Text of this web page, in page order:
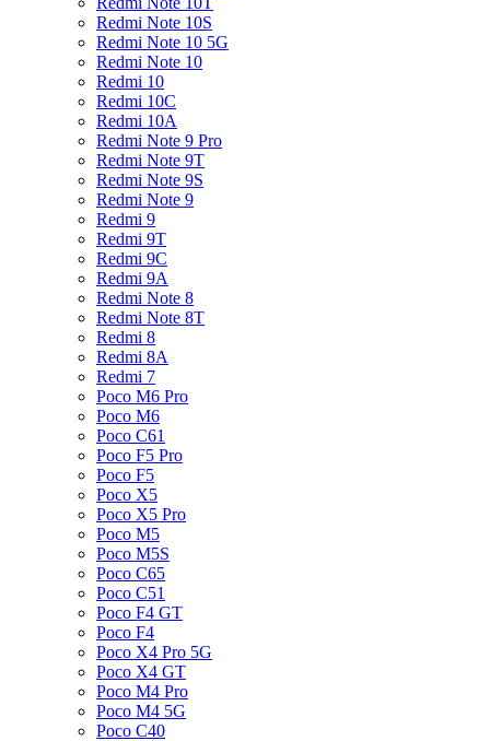
Redmi Note 10S
Redmi Note 10 5G
Redmi Note 10
Redmi 10
Redmi 10C
Redmi 10A
Redmi Note 9 Pro
Redmi Note 9T
Redmi Note 9S
Redmi Note 9
Redmi 9
Redmi 9T
Redmi 9C
Redmi 9A
Redmi Note 8
Redmi Note 8T
Redmi 8
Redmi 8A
Redmi 7
Poco M6 Pro
Poco M6
Poco C61
Poco F5 Pro
Poco F5
Poco X5
Poco X5 Pro
Poco M5
Poco M5S
Poco C65
Poco C51
Poco F4 GT
Poco F4
Poco X4 Pro 5G
Poco X4 GT
Poco M4 Pro
Poco M4 5G
Poco C40